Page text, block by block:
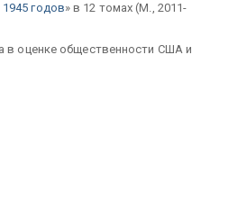
годов» в 12 томах (М., 2011-
в оценке общественности США и